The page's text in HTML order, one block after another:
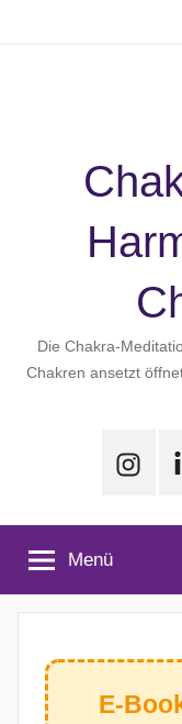
Die Chakra-
Chakren ansetzt
Menü
E-